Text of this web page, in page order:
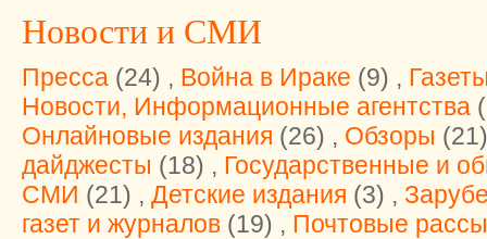
Новости и СМИ
Пресса (24) , Война в Ираке (9) ,
Новости, Информационные агентства
Онлайновые издания (26) , Обзоры
дайджесты (18) , Государственные и
СМИ (21) , Детские издания (3) ,
газет и журналов (19) , Почтовые